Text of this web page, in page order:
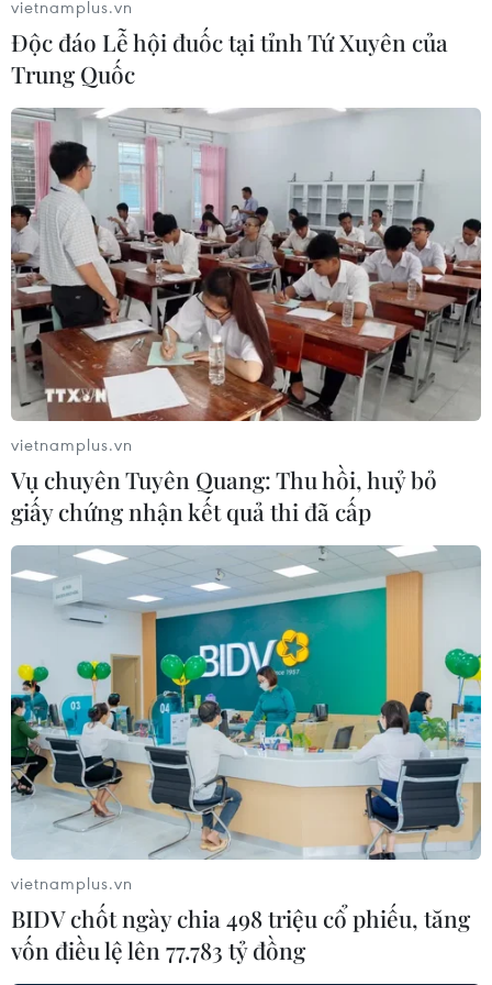
vietnamplus.vn
Độc đáo Lễ hội đuốc tại tỉnh Tứ Xuyên của
Trung Quốc
vietnamplus.vn
Vụ chuyên Tuyên Quang: Thu hồi, huỷ bỏ
giấy chứng nhận kết quả thi đã cấp
vietnamplus.vn
BIDV chốt ngày chia 498 triệu cổ phiếu, tăng
vốn điều lệ lên 77.783 tỷ đồng